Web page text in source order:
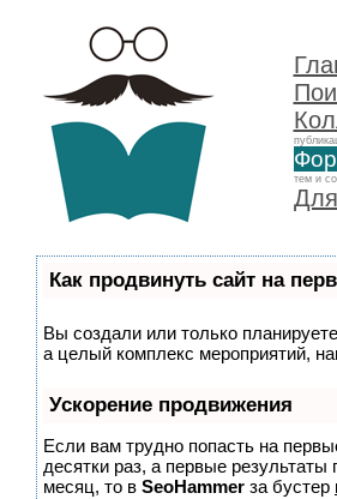
тем и
Как продвинуть сайт на
Вы создали или только
а целый комплекс мероприятий,
Ускорение продвижения
Если вам трудно попасть на
десятки раз, а первые
месяц, то в SeoHammer за бустер